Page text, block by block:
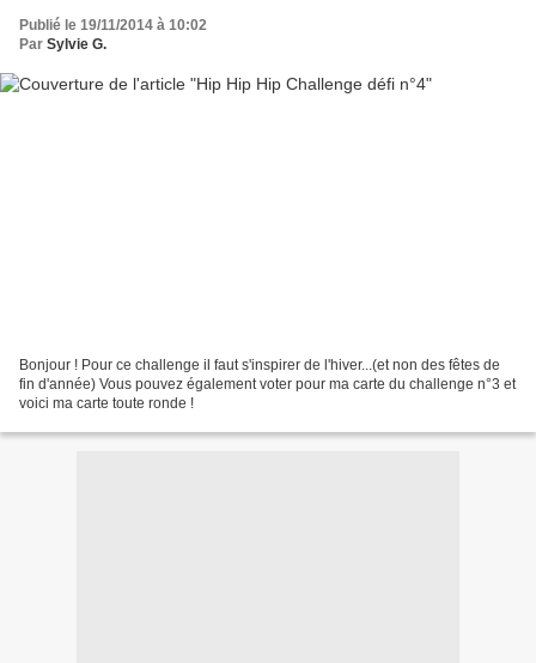
Publié le 19/11/2014 à 10:02
Par Sylvie G.
Bonjour ! Pour ce challenge il faut s'inspirer de l'hiver...(et non des fêtes de
fin d'année) Vous pouvez également voter pour ma carte du challenge n°3 et
voici ma carte toute ronde !